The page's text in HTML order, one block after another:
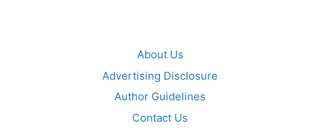
About Us
Advertising Disclosure
Author Guidelines
Contact Us